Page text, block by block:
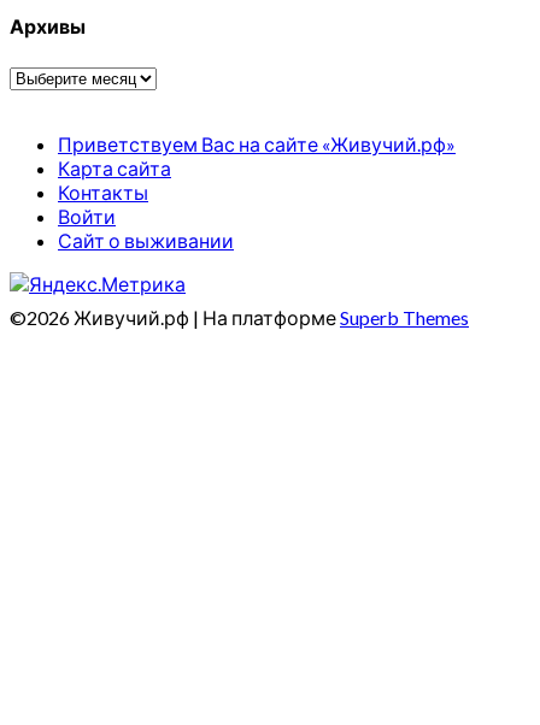
Архивы
Архивы
Приветствуем Вас на сайте «Живучий.рф»
Карта сайта
Контакты
Войти
Сайт о выживании
©2026 Живучий.рф | На платформеSuperb Themes